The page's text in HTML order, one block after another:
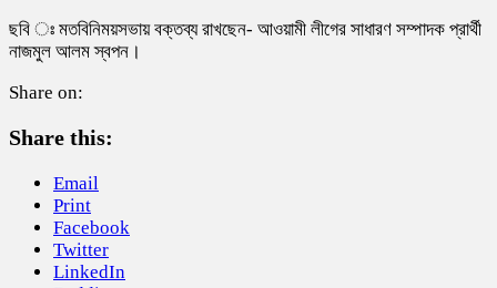
ছবি ঃ মতবিনিময়সভায় বক্তব্য রাখছেন- আওয়ামী লীগের সাধারণ সম্পাদক প্রার্থী
নাজমুল আলম স্বপন।
Share on:
Share this:
Email
Print
Facebook
Twitter
LinkedIn